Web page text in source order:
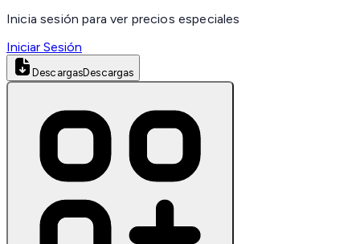
Inicia sesión para ver precios especiales
Iniciar Sesión
DescargasDescargas